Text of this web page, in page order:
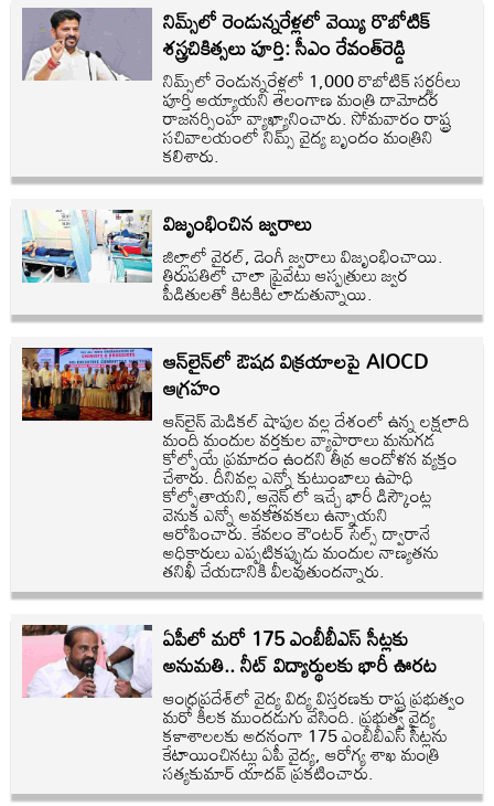
నిమ్స్‌లో రెండున్నరేళ్లలో వెయ్యి రొబోటిక్
శస్త్రచికిత్సలు పూర్తి: సీఎం రేవంత్‌రెడ్డి
నిమ్స్‌లో రెండున్నరేళ్లలో 1,000 రొబోటిక్ సర్జరీలు
పూర్తి అయ్యాయని తెలంగాణ మంత్రి దామోదర
రాజనర్సింహ వ్యాఖ్యానించారు. సోమవారం రాష్ట్ర
సచివాలయంలో నిమ్స్ వైద్య బృందం మంత్రిని
కలిశారు.
విజృంభించిన జ్వరాలు
జిల్లాలో వైరల్‌, డెంగీ జ్వరాలు విజృంభించాయి.
తిరుపతిలో చాలా ప్రైవేటు ఆస్పత్రులు జ్వర
పీడితులతో కిటకిట లాడుతున్నాయి.
ఆన్‌లైన్‌లో ఔషద విక్రయాలపై AIOCD
ఆగ్రహం
ఆన్‌లైన్ మెడికల్ షాపుల వల్ల దేశంలో ఉన్న లక్షలాది
మంది మందుల వర్తకుల వ్యాపారాలు మనుగడ
కోల్పోయే ప్రమాదం ఉందని తీవ్ర ఆందోళన వ్యక్తం
చేశారు. దీనివల్ల ఎన్నో కుటుంబాలు ఉపాధి
కోల్పోతాయని, ఆన్లైన్ లో ఇచ్చే భారీ డిస్కౌంట్ల
వెనుక ఎన్నో అవకతవకలు ఉన్నాయని
ఆరోపించారు. కేవలం కౌంటర్ సేల్స్ ద్వారానే
అధికారులు ఎప్పటికప్పుడు మందుల నాణ్యతను
తనిఖీ చేయడానికి వీలవుతుందన్నారు.
ఏపీలో మరో 175 ఎంబీబీఎస్ సీట్లకు
అనుమతి.. నీట్ విద్యార్థులకు భారీ ఊరట
ఆంధ్రప్రదేశ్‌లో వైద్య విద్య విస్తరణకు రాష్ట్ర ప్రభుత్వం
మరో కీలక ముందడుగు వేసింది. ప్రభుత్వ వైద్య
కళాశాలలకు అదనంగా 175 ఎంబీబీఎస్ సీట్లను
కేటాయించినట్లు ఏపీ వైద్య, ఆరోగ్య శాఖ మంత్రి
సత్యకుమార్ యాదవ్ ప్రకటించారు.